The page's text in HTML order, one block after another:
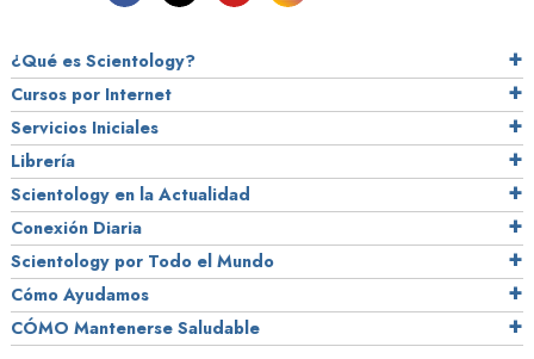
¿Qué es Scientology?
Cursos por Internet
Servicios Iniciales
Librería
Scientology en la Actualidad
Conexión Diaria
Scientology por Todo el Mundo
Cómo Ayudamos
CÓMO Mantenerse Saludable